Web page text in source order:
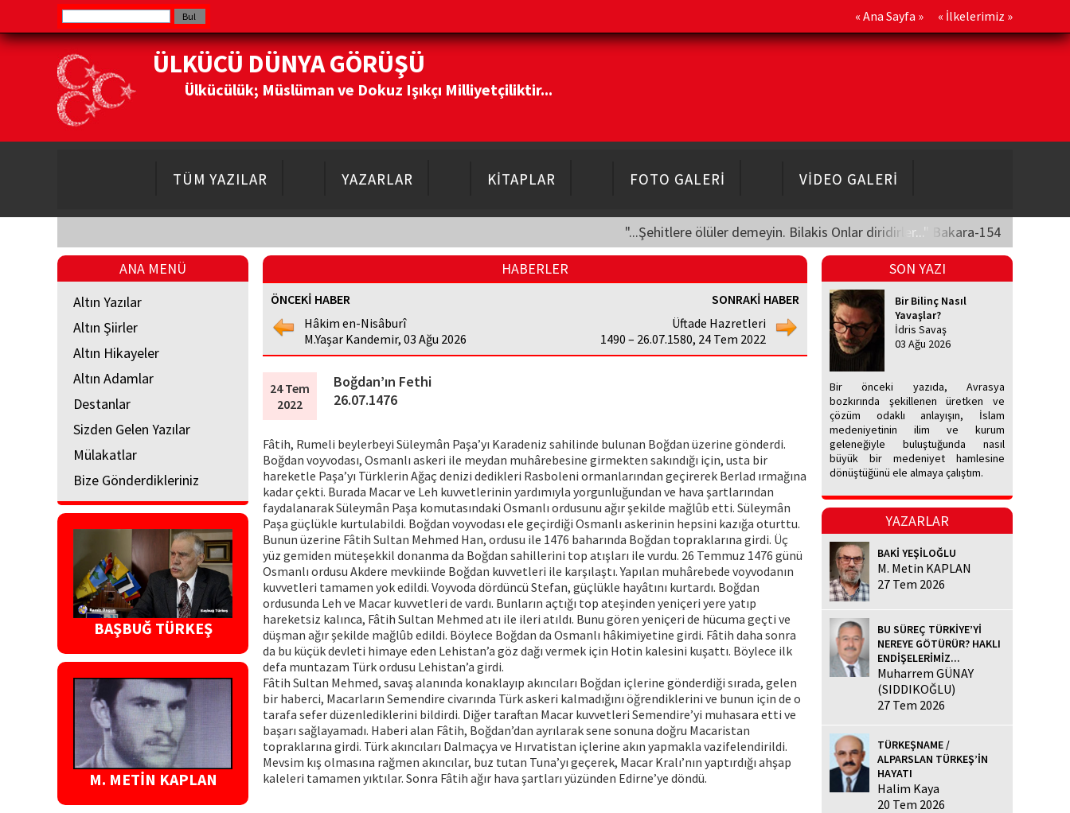
« Ana Sayfa » « İlkelerimiz »
ÜLKÜCÜ DÜNYA GÖRÜŞÜ
Ülkücülük; Müslüman ve Dokuz Işıkçı Milliyetçiliktir...
TÜM YAZILAR YAZARLAR KİTAPLAR FOTO GALERİ VİDEO GALERİ
"...Şehitlere ölüler demeyin. Bilakis Onlar diridirler..." Bakara-154
ANA MENÜ
Altın Yazılar
Altın Şiirler
Altın Hikayeler
Altın Adamlar
Destanlar
Sizden Gelen Yazılar
Mülakatlar
Bize Gönderdikleriniz
BAŞBUĞ TÜRKEŞ
M. METİN KAPLAN
HABERLER
ÖNCEKİ HABER
Hâkim en-Nisâburî
M.Yaşar Kandemir, 03 Ağu 2026
SONRAKİ HABER
Üftade Hazretleri
1490 – 26.07.1580, 24 Tem 2022
24 Tem
2022
Boğdan’ın Fethi
26.07.1476
Fâtih, Rumeli beylerbeyi Süleymân Paşa’yı Karadeniz sahilinde bulunan Boğdan üzerine gönderdi.
Boğdan voyvodası, Osmanlı askeri ile meydan muhârebesine girmekten sakındığı için, usta bir
hareketle Paşa’yı Türklerin Ağaç denizi dedikleri Rasboleni ormanlarından geçirerek Berlad ırmağına
kadar çekti. Burada Macar ve Leh kuvvetlerinin yardımıyla yorgunluğundan ve hava şartlarından
faydalanarak Süleymân Paşa komutasındaki Osmanlı ordusunu ağır şekilde mağlûb etti. Süleymân
Paşa güçlükle kurtulabildi. Boğdan voyvodası ele geçirdiği Osmanlı askerinin hepsini kazığa oturttu.
Bunun üzerine Fâtih Sultan Mehmed Han, ordusu ile 1476 baharında Boğdan topraklarına girdi. Üç
yüz gemiden müteşekkil donanma da Boğdan sahillerini top atışları ile vurdu. 26 Temmuz 1476 günü
Osmanlı ordusu Akdere mevkiinde Boğdan kuvvetleri ile karşılaştı. Yapılan muhârebede voyvodanın
kuvvetleri tamamen yok edildi. Voyvoda dördüncü Stefan, güçlükle hayâtını kurtardı. Boğdan
ordusunda Leh ve Macar kuvvetleri de vardı. Bunların açtığı top ateşinden yeniçeri yere yatıp
hareketsiz kalınca, Fâtih Sultan Mehmed atı ile ileri atıldı. Bunu gören yeniçeri de hücuma geçti ve
düşman ağır şekilde mağlûb edildi. Böylece Boğdan da Osmanlı hâkimiyetine girdi. Fâtih daha sonra
da bu küçük devleti himaye eden Lehistan’a göz dağı vermek için Hotin kalesini kuşattı. Böylece ilk
defa muntazam Türk ordusu Lehistan’a girdi.
Fâtih Sultan Mehmed, savaş alanında konaklayıp akıncıları Boğdan içlerine gönderdiği sırada, gelen
bir haberci, Macarların Semendire civarında Türk askeri kalmadığını öğrendiklerini ve bunun için de o
tarafa sefer düzenlediklerini bildirdi. Diğer taraftan Macar kuvvetleri Semendire’yi muhasara etti ve
başarı sağlayamadı. Haberi alan Fâtih, Boğdan’dan ayrılarak sene sonuna doğru Macaristan
topraklarına girdi. Türk akıncıları Dalmaçya ve Hırvatistan içlerine akın yapmakla vazifelendirildi.
Mevsim kış olmasına rağmen akıncılar, buz tutan Tuna’yı geçerek, Macar Kralı’nın yaptırdığı ahşap
kaleleri tamamen yıktılar. Sonra Fâtih ağır hava şartları yüzünden Edirne’ye döndü.
SON YAZI
Bir Bilinç Nasıl
Yavaşlar?
İdris Savaş
03 Ağu 2026
Bir önceki yazıda, Avrasya
bozkırında şekillenen üretken ve
çözüm odaklı anlayışın, İslam
medeniyetinin ilim ve kurum
geleneğiyle buluştuğunda nasıl
büyük bir medeniyet hamlesine
dönüştüğünü ele almaya çalıştım.
YAZARLAR
BAKİ YEŞİLOĞLU
M. Metin KAPLAN
27 Tem 2026
BU SÜREÇ TÜRKİYE’Yİ
NEREYE GÖTÜRÜR? HAKLI
ENDİŞELERİMİZ...
Muharrem GÜNAY
(SIDDIKOĞLU)
27 Tem 2026
TÜRKEŞNAME /
ALPARSLAN TÜRKEŞ’İN
HAYATI
Halim Kaya
20 Tem 2026